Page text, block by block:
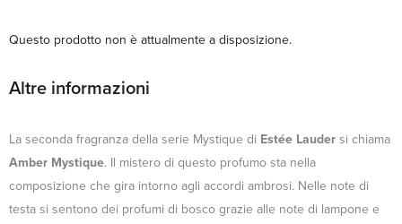
Questo prodotto non è attualmente a disposizione.
Altre informazioni
La seconda fragranza della serie Mystique di Estée Lauder si chiama
Amber Mystique. Il mistero di questo profumo sta nella
composizione che gira intorno agli accordi ambrosi. Nelle note di
testa si sentono dei profumi di bosco grazie alle note di lampone e